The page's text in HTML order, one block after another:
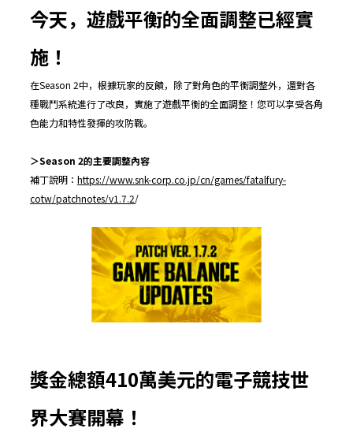
今天，遊戲平衡的全面調整已經實
施！
在Season 2中，根據玩家的反饋，除了對角色的平衡調整外，還對各
種戰鬥系統進行了改良，實施了遊戲平衡的全面調整！您可以享受各角
色能力和特性發揮的攻防戰。
＞Season 2的主要調整內容
補丁說明： https://www.snk-corp.co.jp/cn/games/fatalfury-
cotw/patchnotes/v1.7.2/
獎金總額410萬美元的電子競技世
界大賽開幕！